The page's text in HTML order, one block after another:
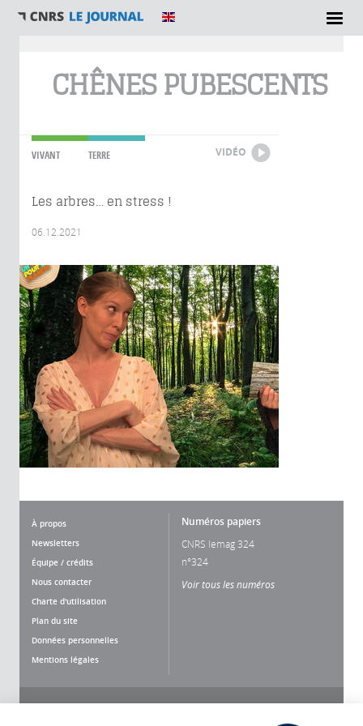
CHÊNES PUBESCENTS
VIVANT TERRE VIDÉO
Les arbres… en stress !
06.12.2021
À propos
Newsletters
Équipe / crédits
Nous contacter
Charte d'utilisation
Plan du site
Données personnelles
Mentions légales
Numéros papiers
CNRS lemag 324
n°324
Voir tous les numéros